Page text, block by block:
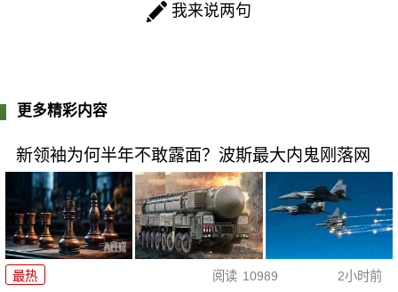
我来说两句
更多精彩内容
新领袖为何半年不敢露面？波斯最大内鬼刚落网
最热 阅读 10989 2小时前